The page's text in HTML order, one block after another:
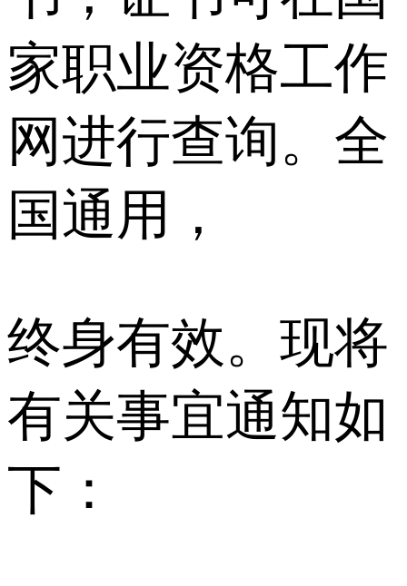
家职业资格⼯作
⽹进⾏查询。全
国通⽤，
终⾝有效。现将
有关事宜通知如
下：